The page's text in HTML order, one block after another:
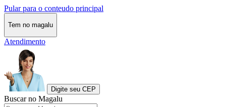
Pular para o conteudo principal
Tem no magalu
Atendimento
Digite seu CEP
Buscar no Magalu